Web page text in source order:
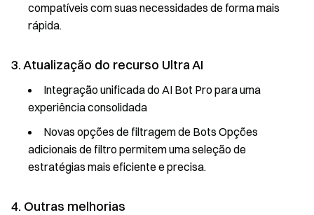
compatíveis com suas necessidades de forma mais
rápida.
3. Atualização do recurso Ultra AI
Integração unificada do AI Bot Pro para uma
experiência consolidada
Novas opções de filtragem de Bots Opções
adicionais de filtro permitem uma seleção de
estratégias mais eficiente e precisa.
4. Outras melhorias